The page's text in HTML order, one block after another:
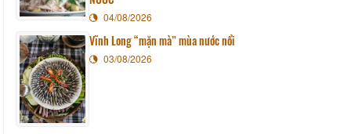
04/08/2026
Vĩnh Long “mặn mà” mùa nước nổi
03/08/2026